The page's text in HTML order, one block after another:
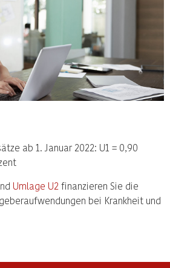
ab 1. Januar 2022: U1 = 0,90
Umlage U2 finanzieren Sie die
bei Krankheit und